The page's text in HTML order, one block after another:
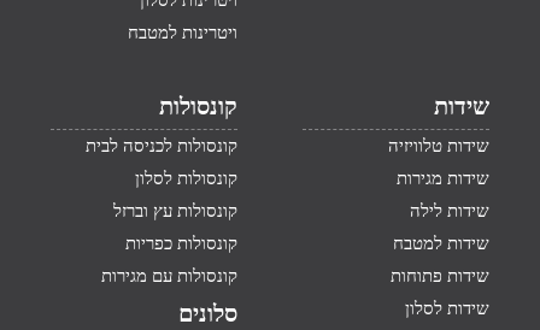
ויטרינות למטבח
שידות
שידות טלוויזיה
שידות מגירות
שידות לילה
שידות למטבח
שידות פתוחות
שידות לסלון
קונסולות
קונסולות לכניסה לבית
קונסולות לסלון
קונסולות עץ וברזל
קונסולות כפריות
קונסולות עם מגירות
סלונים